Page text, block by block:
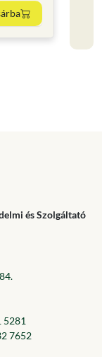
és Szolgáltató
5281
7652